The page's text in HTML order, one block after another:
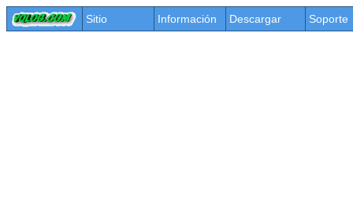
Sitio Información Descargar Soporte